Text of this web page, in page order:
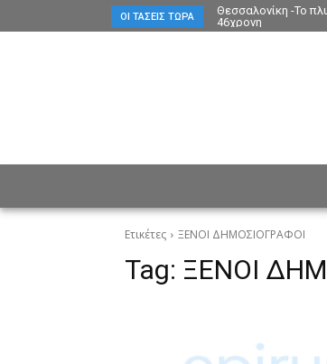
ΟΙ ΤΆΣΕΙΣ ΤΏΡΑ
Θεσσαλονίκη -Το
46χρονη
Ετικέτες ΞΕΝΟΙ ΔΗΜΟΣΙΟΓΡΑΦΟΙ
Tag: ΞΕΝΟΙ